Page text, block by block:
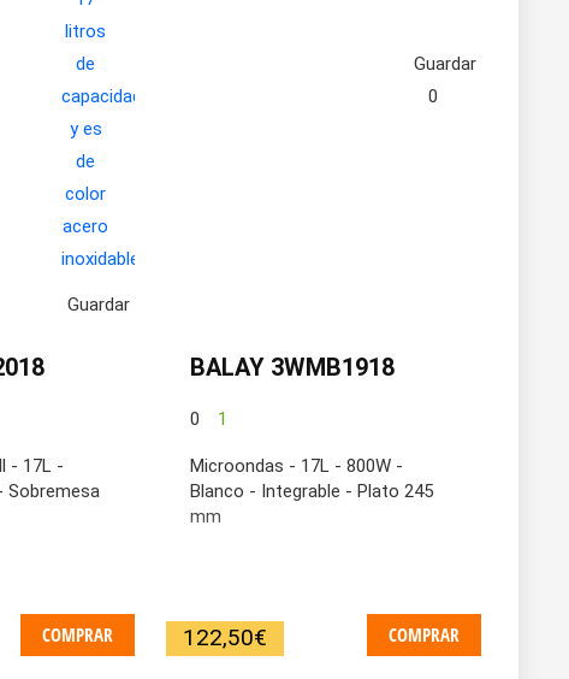
Guardar
- 17L -
Sobremesa
COMPRAR
Guardar
0
BALAY 3WMB1918
0 1
Microondas - 17L - 800W -
Blanco - Integrable - Plato 245
mm
122,50€ COMPRAR